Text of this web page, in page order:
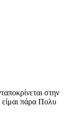
στην
είμαι πάρα Πολυ